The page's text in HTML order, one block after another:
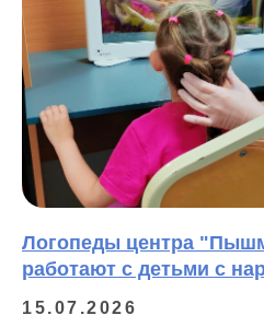
Логопеды центра
работают с детьми с
15.07.2026